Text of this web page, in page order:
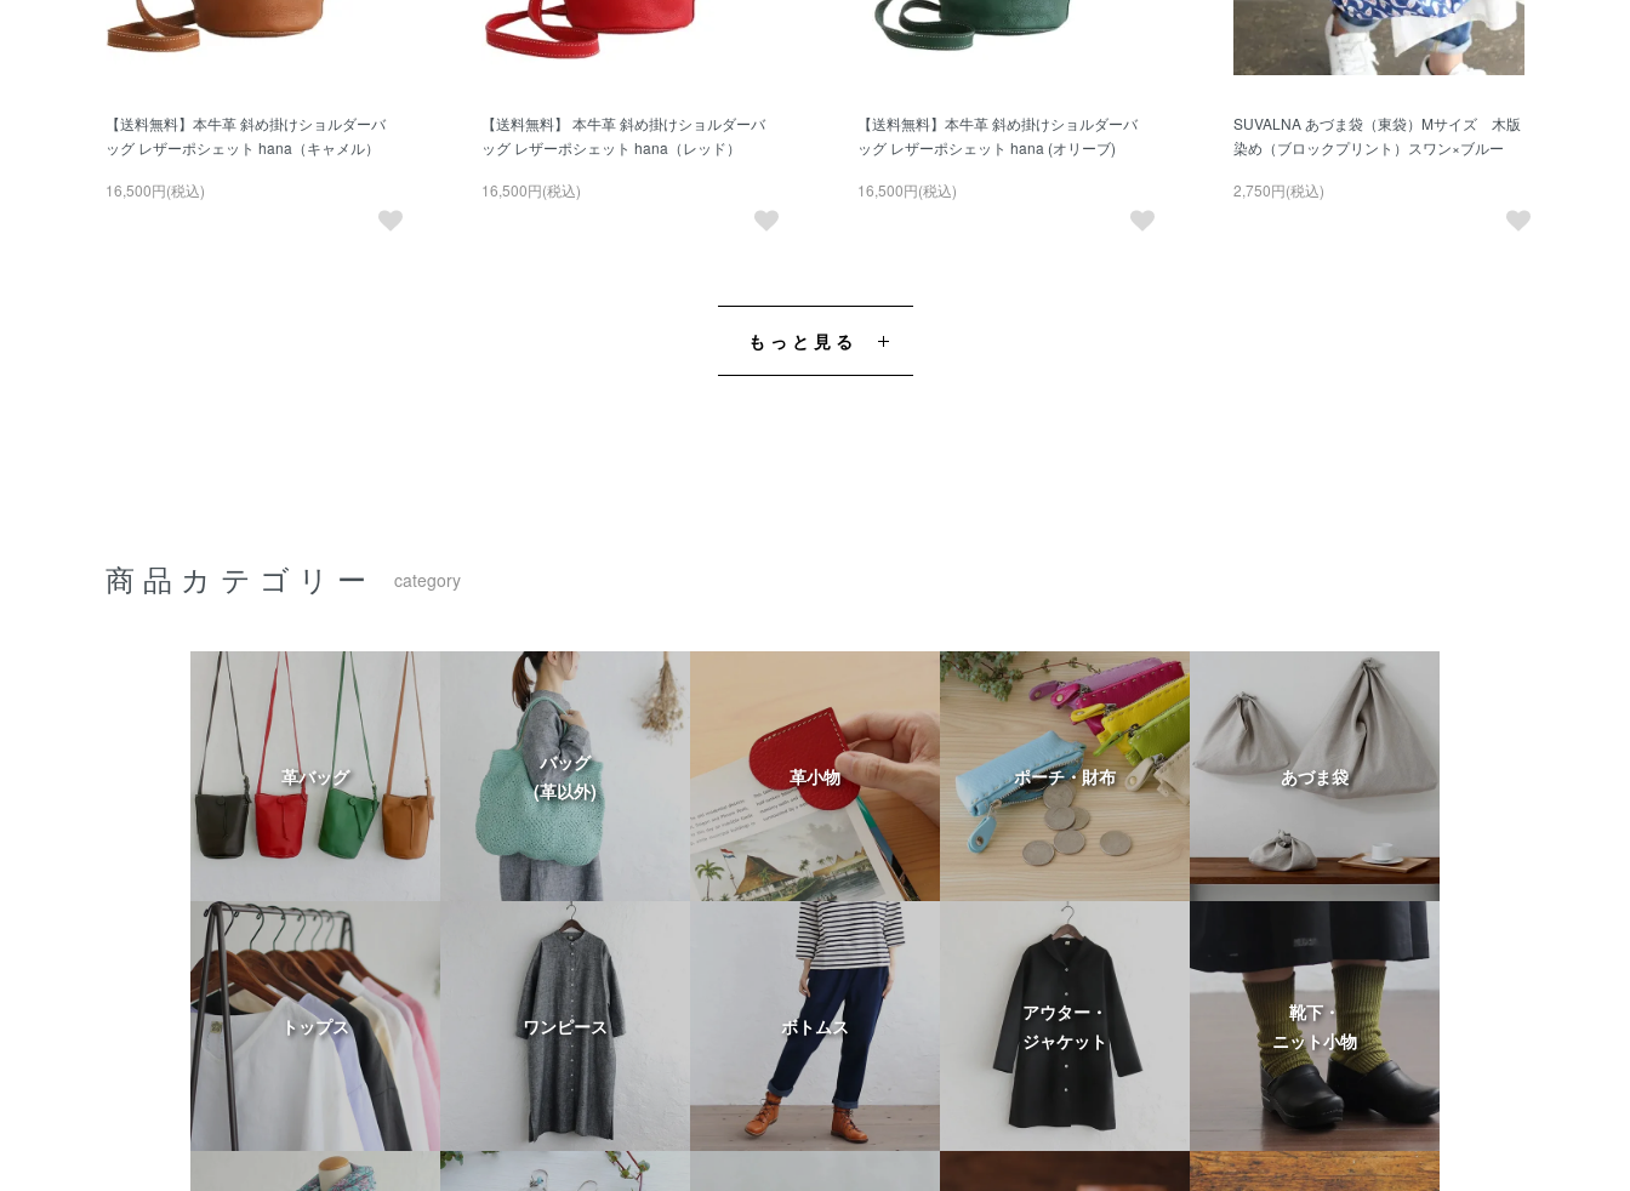
【送料無料】本牛革 斜め掛けショルダーバ
ッグ レザーポシェット hana（キャメル）
16,500円(税込)
【送料無料】 本牛革 斜め掛けショルダーバ
ッグ レザーポシェット hana（レッド）
16,500円(税込)
【送料無料】本牛革 斜め掛けショルダーバ
ッグ レザーポシェット hana (オリーブ)
16,500円(税込)
SUVALNA あづま袋（東袋）Mサイズ 木版
染め（ブロックプリント）スワン×ブルー
2,750円(税込)
もっと見る
商品カテゴリー category
革バッグ
バッグ
(革以外)
革小物 ポーチ・財布 あづま袋
トップス ワンピース ボトムス
アウター・
ジャケット
靴下・
ニット小物